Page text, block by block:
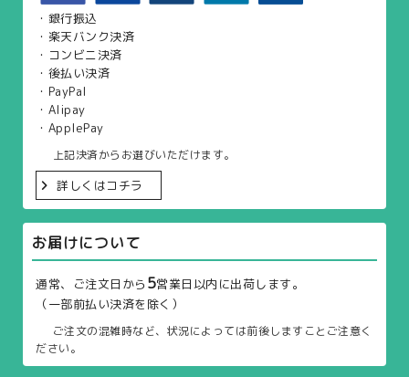
・銀行振込
・楽天バンク決済
・コンビニ決済
・後払い決済
・PayPal
・Alipay
・ApplePay
上記決済からお選びいただけます。
詳しくはコチラ
お届けについて
通常、ご注文日から 5営業日以内に出荷します。
（一部前払い決済を除く）
ご注文の混雑時など、状況によっては前後しますことご注意く
ださい。